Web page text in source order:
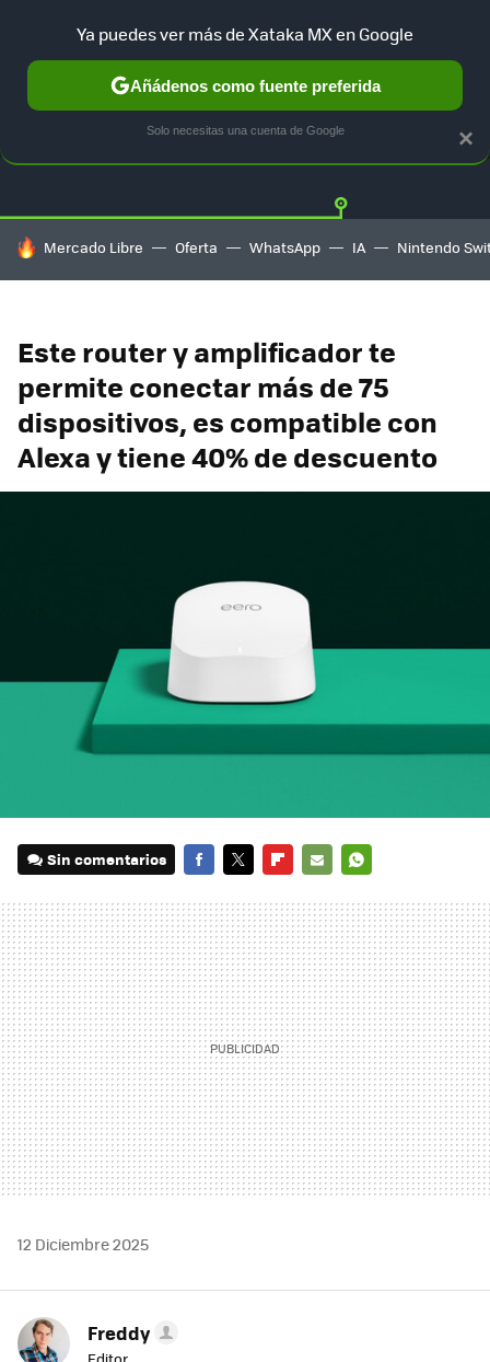
GUÍA DE COMPRAS MERCADO LIBRE
HOY SE HABLA DE
Mercado Libre Oferta WhatsApp IA Nintendo
Este router y amplificador te
permite conectar más de 75
dispositivos, es compatible con
Alexa y tiene 40% de descuento
Sin comentarios
MAIL
12 Diciembre 2025
Freddy
×
Ya puedes ver más de Xataka MX en Google
Añádenos como fuente preferida
Solo necesitas una cuenta de Google